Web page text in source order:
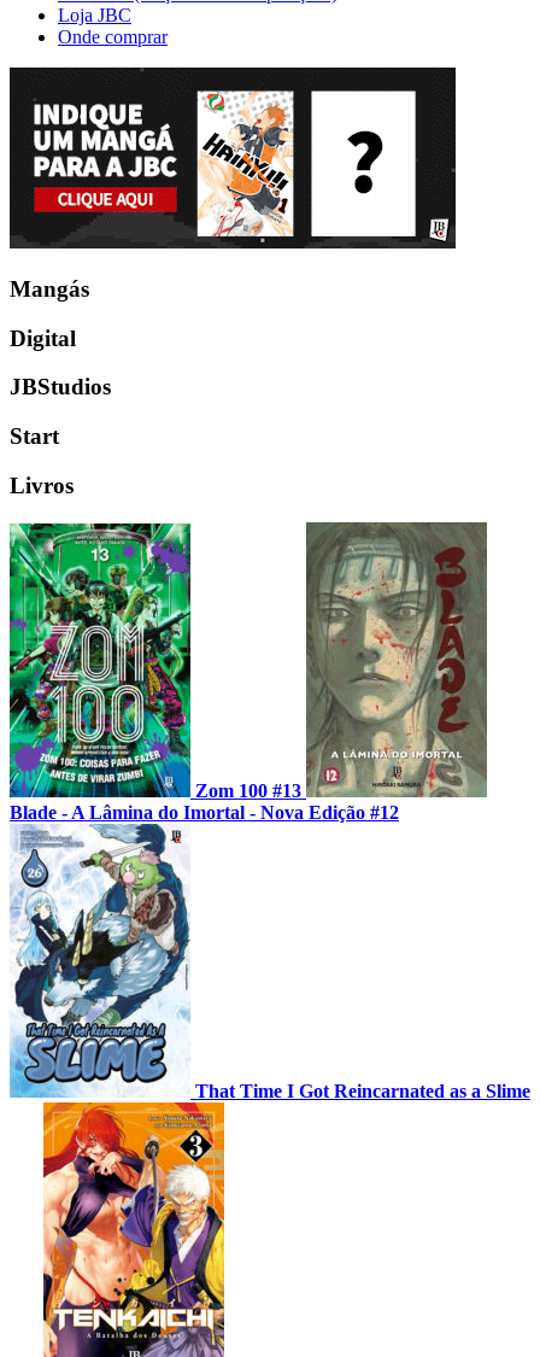
Loja JBC
Onde comprar
Mangás
Digital
JBStudios
Start
Livros
Zom 100 #13
Blade - A Lâmina do Imortal - Nova Edição #12
That Time I Got Reincarnated as a Slime